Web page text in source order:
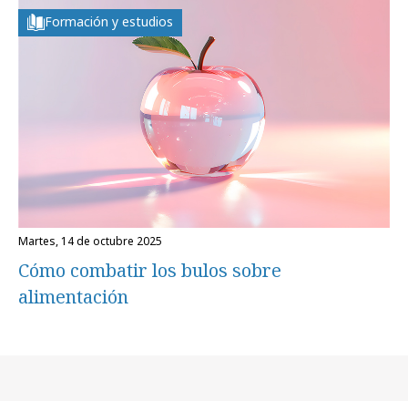
Formación y estudios
martes, 14 de octubre 2025
Cómo combatir los bulos sobre
alimentación